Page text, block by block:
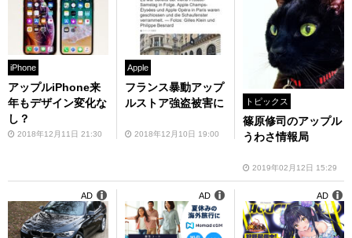
iPhone
アップルiPhone来
年もデザイン変化な
し？
2018年12月11日 21:30
Apple
フランス暴動アップ
ルストア強盗被害に
2018年12月10日 19:00
トピックス
篠原修司のアップル
うわさ情報局
2019年02月12日 15:29
AD AD AD